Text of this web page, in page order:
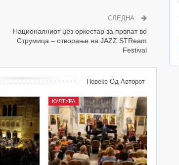
СЛЕДНА
Националниот џез оркестар за првпат во
Струмица – отворање на JAZZ STReam
Festival
Повеќе Од Авторот
КУЛТУРА